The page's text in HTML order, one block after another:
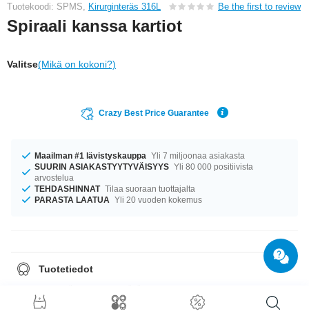
Tuotekoodi: SPMS, Kirurginteräs 316L Be the first to review
Spiraali kanssa kartiot
Valitse(Mikä on kokoni?)
Crazy Best Price Guarantee
Maailman #1 lävistyskauppa Yli 7 miljoonaa asiakasta
SUURIN ASIAKASTYYTYVÄISYYS Yli 80 000 positiivista
arvostelua
TEHDASHINNAT Tilaa suoraan tuottajalta
PARASTA LAATUA Yli 20 vuoden kokemus
Tuotetiedot
mm. Saatavana halkaisijoilla 6 mm ja 12 mm. Lisäosia on saatavilla
ko’oissa 3 mm ja 4 mm. sulavalinjainen tuote on juuri sitä, mitä elämästäsi